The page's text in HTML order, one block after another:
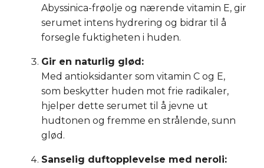
Abyssinica-frøolje og nærende vitamin E, gir
serumet intens hydrering og bidrar til å
forsegle fuktigheten i huden.
Gir en naturlig glød:
Med antioksidanter som vitamin C og E,
som beskytter huden mot frie radikaler,
hjelper dette serumet til å jevne ut
hudtonen og fremme en strålende, sunn
glød.
Sanselig duftopplevelse med neroli: